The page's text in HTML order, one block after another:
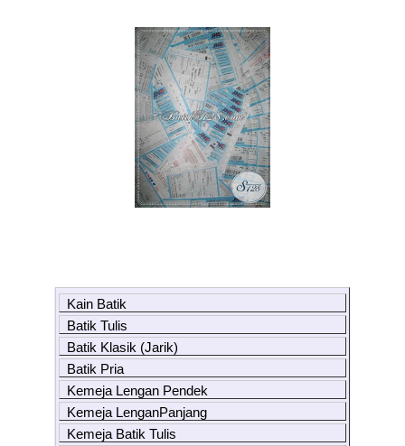
Kain Batik
Batik Tulis
Batik Klasik (Jarik)
Batik Pria
Kemeja Lengan Pendek
Kemeja LenganPanjang
Kemeja Batik Tulis